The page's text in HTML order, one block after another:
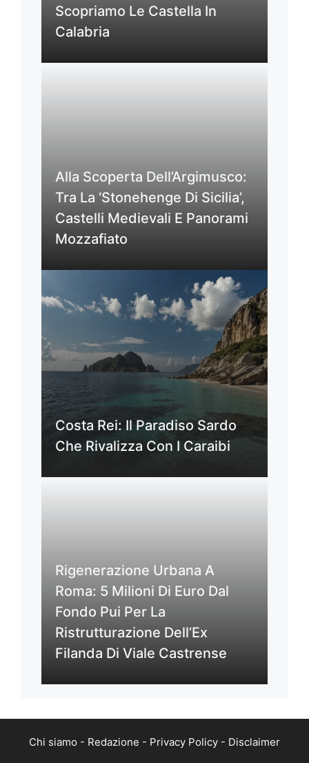
Scopriamo Le Castella In
Calabria
Alla Scoperta Dell’Argimusco:
Tra La ‘Stonehenge Di Sicilia’,
Castelli Medievali E Panorami
Mozzafiato
Costa Rei: Il Paradiso Sardo
Che Rivalizza Con I Caraibi
Rigenerazione Urbana A
Roma: 5 Milioni Di Euro Dal
Fondo Pui Per La
Ristrutturazione Dell’Ex
Filanda Di Viale Castrense
Chi siamo - Redazione - Privacy Policy - Disclaimer